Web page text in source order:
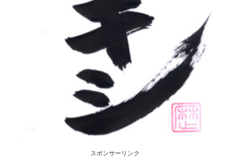
スポンサーリンク